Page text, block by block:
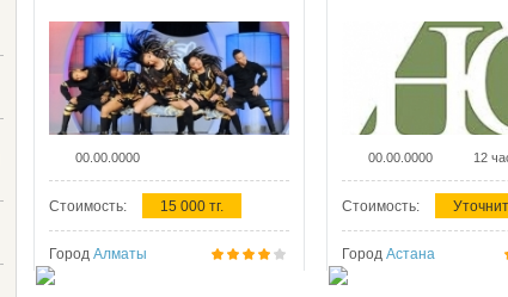
00.00.0000
Стоимость: 15 000 тг.
Город Алматы
00.00.0000 12
Стоимость:
Город Астана